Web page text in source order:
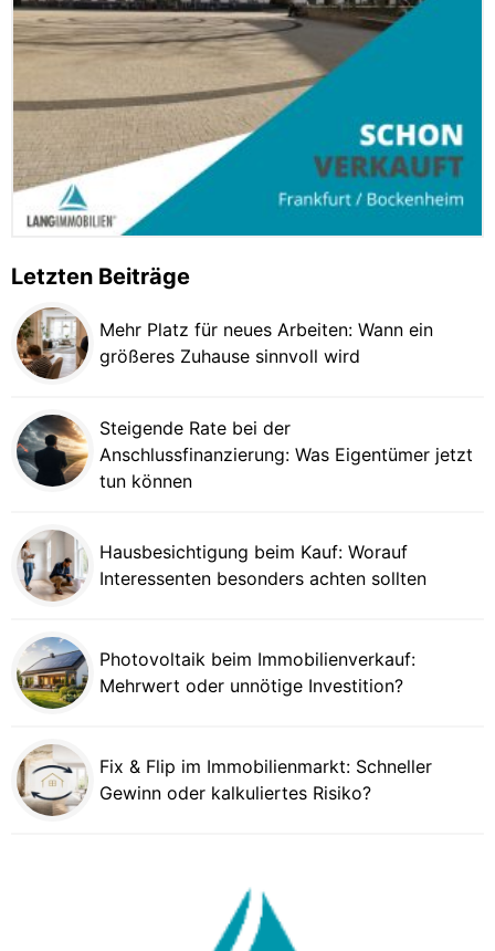
Letzten Beiträge
Mehr Platz für neues Arbeiten: Wann ein
größeres Zuhause sinnvoll wird
Steigende Rate bei der
Anschlussfinanzierung: Was Eigentümer jetzt
tun können
Hausbesichtigung beim Kauf: Worauf
Interessenten besonders achten sollten
Photovoltaik beim Immobilienverkauf:
Mehrwert oder unnötige Investition?
Fix & Flip im Immobilienmarkt: Schneller
Gewinn oder kalkuliertes Risiko?